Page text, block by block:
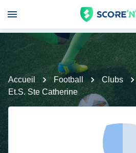
Accueil Football Clubs
Et.S. Ste Catherine